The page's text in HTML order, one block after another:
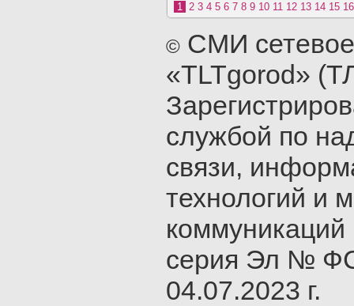
1 2 3 4 5 6 7 8 9 10 11 12 13 14 15 16
© СМИ
«TLTgorod»
службой по
связи,
технологий и
серия Эл №
04.07.2023 г.